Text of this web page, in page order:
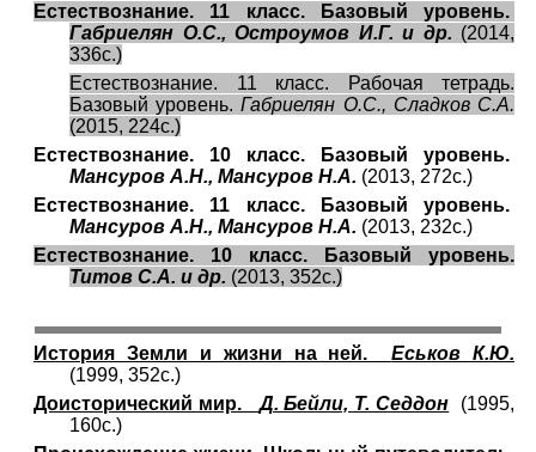
Естествознание. 11 класс. Базовый уровень.
Габриелян О.С., Остроумов И.Г. и др. (2014,
336с.)
Естествознание. 11 класс. Рабочая тетрадь.
Базовый уровень.Габриелян О.С., Сладков С.А.
(2015, 224с.)
Естествознание. 10 класс. Базовый уровень.
Мансуров А.Н., Мансуров Н.А. (2013, 272с.)
Естествознание. 11 класс. Базовый уровень.
Мансуров А.Н., Мансуров Н.А. (2013, 232с.)
Естествознание. 10 класс. Базовый уровень.
Титов С.А. и др. (2013, 352с.)
История Земли и жизни на ней.Еськов К.Ю.
(1999, 352с.)
Доисторический мир.Д. Бейли, Т. Седдон
(1995,
160с.)